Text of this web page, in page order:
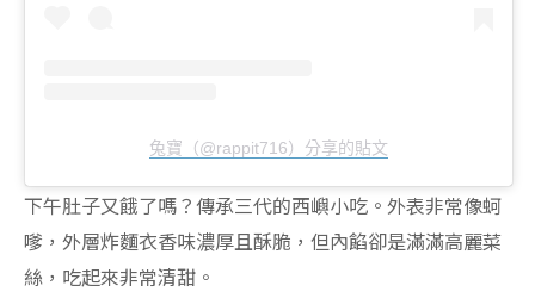
兔寶（@rappit716）分享的貼文
下午肚子又餓了嗎？傳承三代的西嶼小吃。外表非常像蚵
嗲，外層炸麵衣香味濃厚且酥脆，但內餡卻是滿滿高麗菜
絲，吃起來非常清甜。